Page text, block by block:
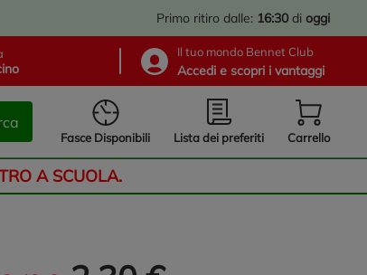
Primo ritiro dalle: 16:30 di oggi
Il tuo mondo Bennet Club
Accedi e scopri i vantaggi
Fasce Disponibili Lista dei preferiti Carrello
A SCUOLA.